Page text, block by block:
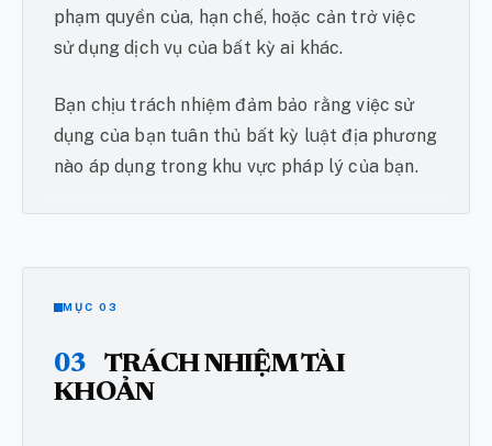
phạm quyền của, hạn chế, hoặc cản trở việc
sử dụng dịch vụ của bất kỳ ai khác.
Bạn chịu trách nhiệm đảm bảo rằng việc sử
dụng của bạn tuân thủ bất kỳ luật địa phương
nào áp dụng trong khu vực pháp lý của bạn.
MỤC 03
03
TRÁCH NHIỆM TÀI
KHOẢN